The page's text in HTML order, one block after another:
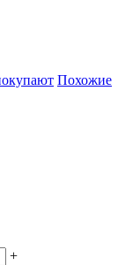
Похожие
+